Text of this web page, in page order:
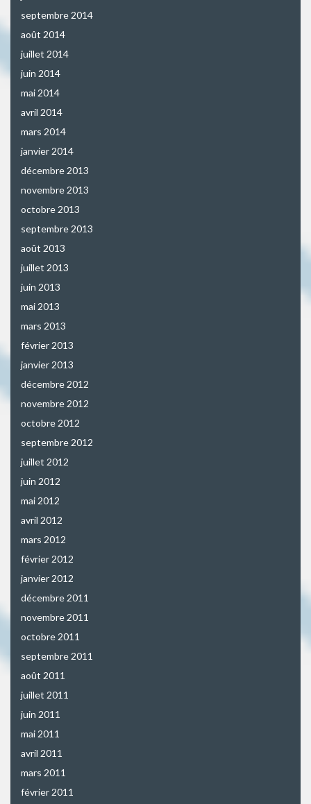
septembre 2014
août 2014
juillet 2014
juin 2014
mai 2014
avril 2014
mars 2014
janvier 2014
décembre 2013
novembre 2013
octobre 2013
septembre 2013
août 2013
juillet 2013
juin 2013
mai 2013
mars 2013
février 2013
janvier 2013
décembre 2012
novembre 2012
octobre 2012
septembre 2012
juillet 2012
juin 2012
mai 2012
avril 2012
mars 2012
février 2012
janvier 2012
décembre 2011
novembre 2011
octobre 2011
septembre 2011
août 2011
juillet 2011
juin 2011
mai 2011
avril 2011
mars 2011
février 2011